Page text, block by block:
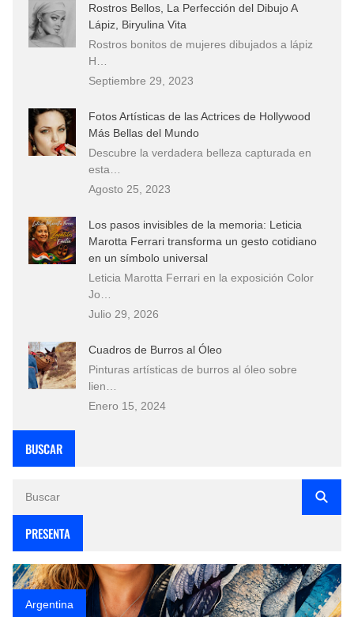
Rostros Bellos, La Perfección del Dibujo A
Lápiz, Biryulina Vita
Rostros bonitos de mujeres dibujados a lápiz
H…
Septiembre 29, 2023
Fotos Artísticas de las Actrices de Hollywood
Más Bellas del Mundo
Descubre la verdadera belleza capturada en
esta…
Agosto 25, 2023
Los pasos invisibles de la memoria: Leticia
Marotta Ferrari transforma un gesto cotidiano
en un símbolo universal
Leticia Marotta Ferrari en la exposición Color
Jo…
Julio 29, 2026
Cuadros de Burros al Óleo
Pinturas artísticas de burros al óleo sobre
lien…
Enero 15, 2024
BUSCAR
PRESENTA
Argentina